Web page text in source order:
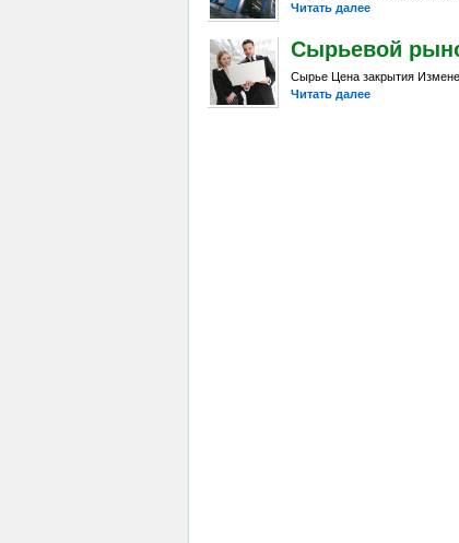
Читать далее
Сырьевой
Сырье Цена закрытия
Читать далее